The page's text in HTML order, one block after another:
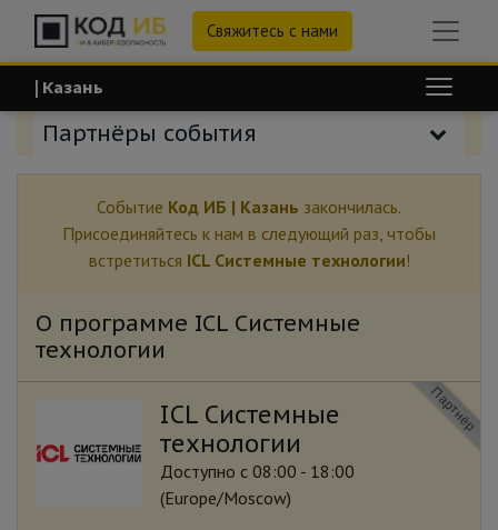
Свяжитесь с нами
| Казань
Партнёры события
Событие Код ИБ | Казань закончилась.
Присоединяйтесь к нам в следующий раз, чтобы
встретиться ICL Системные технологии!
О программе ICL Системные
технологии
ICL Системные
технологии
Партнёр
Доступно с 08:00 - 18:00
(Europe/Moscow)